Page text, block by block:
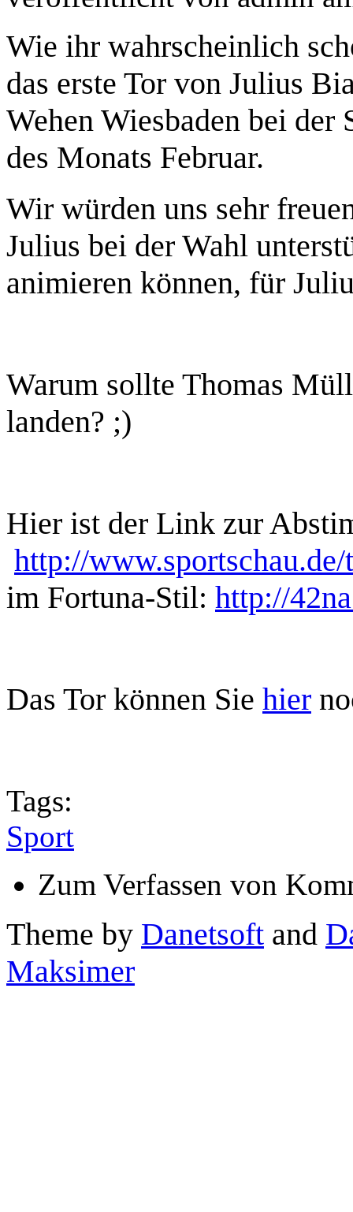
Wie ihr wahrscheinlich
das erste Tor von Julius
Wehen Wiesbaden bei der
des Monats Februar.
Wir würden uns sehr
Julius bei der Wahl
animieren können, für
Warum sollte Thomas
landen? ;)
Hier ist der Link zur
http://
im Fortuna-Stil: http://
Das Tor können Sie hier
Tags:
Sport
Zum Verfassen von
Theme by Danetsoft and
Maksimer